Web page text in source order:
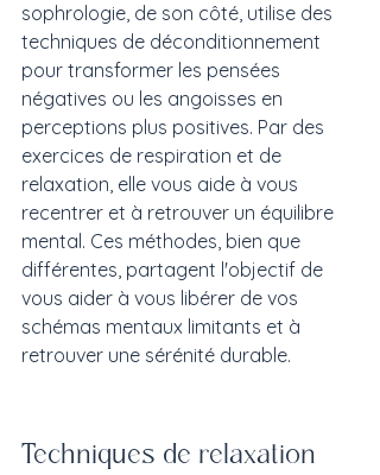
sophrologie, de son côté, utilise des
techniques de déconditionnement
pour transformer les pensées
négatives ou les angoisses en
perceptions plus positives. Par des
exercices de respiration et de
relaxation, elle vous aide à vous
recentrer et à retrouver un équilibre
mental. Ces méthodes, bien que
différentes, partagent l'objectif de
vous aider à vous libérer de vos
schémas mentaux limitants et à
retrouver une sérénité durable.
Techniques de relaxation